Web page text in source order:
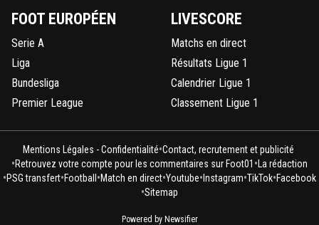
FOOT EUROPÉEN
Serie A
Liga
Bundesliga
Premier League
LIVESCORE
Matchs en direct
Résultats Ligue 1
Calendrier Ligue 1
Classement Ligue 1
Mentions Légales - Confidentialité•Contact, recrutement et publicité
•Retrouvez votre compte pour les commentaires sur Foot01 • La rédaction
•PSG transfert•Football •Match en direct•Youtube• Instagram•TikTok•Facebook
•Sitemap
Powered by Newsifier